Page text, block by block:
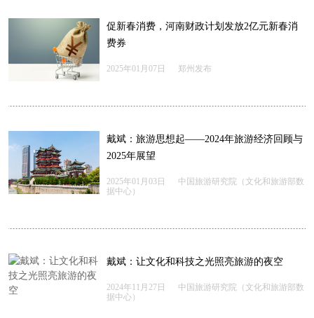
促新春消费，河南财政计划发放2亿元新春消
费券
2025年01月07日 郑州发布
戴斌：旅游思想起——2024年旅游经济回顾与
2025年展望
2025年01月03日
中国旅游研究院（文化和旅游部数
据中心）
戴斌：让文化和科技之光照亮旅游的夜空
2024年11月27日
中国旅游研究院（文化和旅游部数
据中心）